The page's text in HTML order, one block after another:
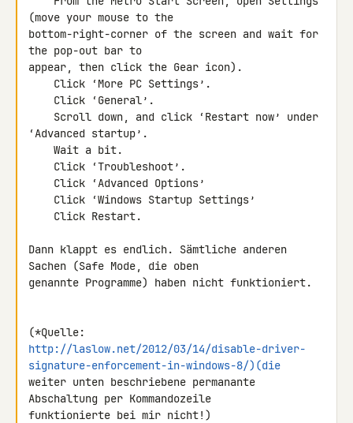
(move your mouse to the
bottom-right-corner of the screen and wait for
the pop-out bar to
appear, then click the Gear icon).
‘Advanced startup’.
Dann klappt es endlich. Sämtliche anderen
Sachen (Safe Mode, die oben
genannte Programme) haben nicht funktioniert.
http://laslow.net/2012/03/14/disable-driver-
signature-enforcement-in-windows-8/)(die
weiter unten beschriebene permanante
Abschaltung per Kommandozeile
funktionierte bei mir nicht!)